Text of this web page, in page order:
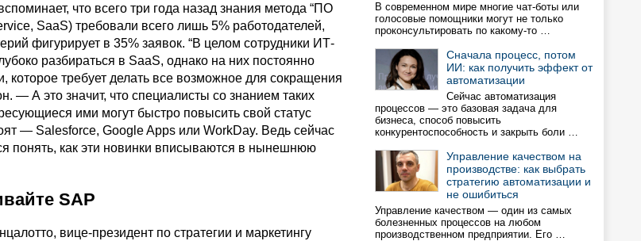
что всего три года назад знания метода “ПО
SaaS) требовали всего лишь 5% работодателей,
фигурирует в 35% заявок. “В целом сотрудники ИТ-
разбираться в SaaS, однако на них постоянно
которое требует делать все возможное для сокращения
— А это значит, что специалисты со знанием таких
ими могут быстро повысить свой статус
— Salesforce, Google Apps или WorkDay. Ведь сейчас
понять, как эти новинки вписываются в нынешнюю
SAP
вице-президент по стратегии и маркетингу
В современном мире многие чат-боты или
голосовые помощники могут не только
проконсультировать по какому-то …
Сначала процесс, потом
ИИ: как получить эффект от
автоматизации
Сейчас автоматизация
процессов — это базовая задача для
бизнеса, способ повысить
конкурентоспособность и закрыть боли …
Управление качеством на
производстве: как выбрать
стратегию автоматизации и
не ошибиться
Управление качеством — один из самых
болезненных процессов на любом
производственном предприятии. Его …